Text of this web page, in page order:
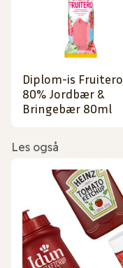
Diplom-is Fruitero
80% Jordbær &
Bringebær 80ml
Les også